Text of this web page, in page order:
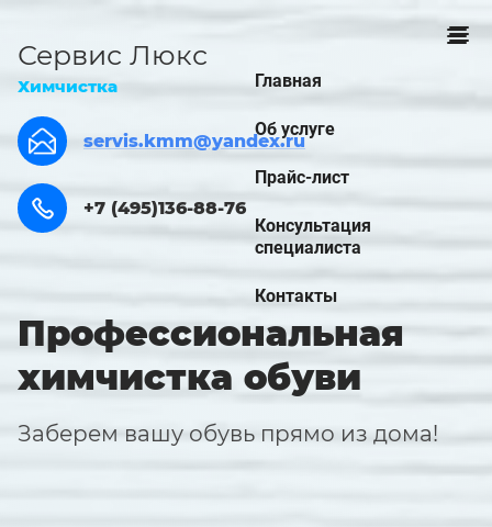
Сервис Люкс
Химчистка
servis.kmm@yandex.ru
+7 (495)136-88-76
Главная
Об услуге
Прайс-лист
Консультация
специалиста
Контакты
Профессиональная
химчистка обуви
Заберем вашу обувь прямо из дома!